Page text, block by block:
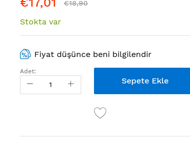
€18,90
Stokta var
Fiyat düşünce beni bilgilendir
Adet:
Sepete Ekle